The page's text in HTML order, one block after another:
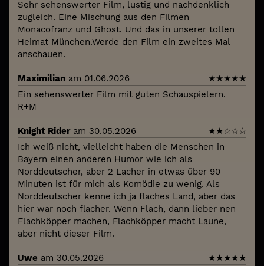
Sehr sehenswerter Film, lustig und nachdenklich
zugleich. Eine Mischung aus den Filmen
Monacofranz und Ghost. Und das in unserer tollen
Heimat München.Werde den Film ein zweites Mal
anschauen.
Maximilian am 01.06.2026 ★★★★★
Ein sehenswerter Film mit guten Schauspielern.
R+M
Knight Rideram 30.05.2026 ★★☆☆☆
Ich weiß nicht, vielleicht haben die Menschen in
Bayern einen anderen Humor wie ich als
Norddeutscher, aber 2 Lacher in etwas über 90
Minuten ist für mich als Komödie zu wenig. Als
Norddeutscher kenne ich ja flaches Land, aber das
hier war noch flacher. Wenn Flach, dann lieber nen
Flachköpper machen, Flachköpper macht Laune,
aber nicht dieser Film.
Uwe am 30.05.2026 ★★★★★